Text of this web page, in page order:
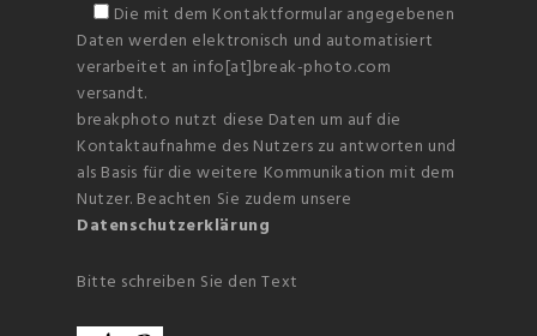
Die mit dem Kontaktformular angegebenen
Daten werden elektronisch und automatisiert
verarbeitet an info[at]break-photo.com
versandt.
breakphoto nutzt diese Daten um auf die
Kontaktaufnahme des Nutzers zu antworten und
als Basis für die weitere Kommunikation mit dem
Nutzer. Beachten Sie zudem unsere
Datenschutzerklärung
Bitte schreiben Sie den Text